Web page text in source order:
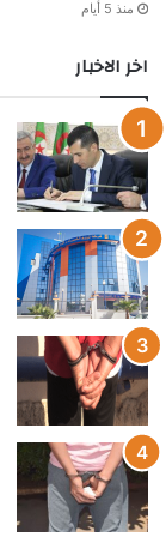
منذ 5 أيام
اخر الاخبار